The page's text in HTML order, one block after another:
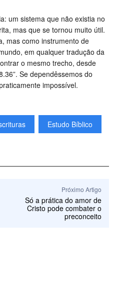
um sistema que não existia no
mas que se tornou muito útil.
mas como instrumento de
em qualquer tradução da
o mesmo trecho, desde
Se dependêssemos do
impossível.
Estudo Bíblico
Próximo Artigo
Só a prática do amor de
Cristo pode combater o
preconceito